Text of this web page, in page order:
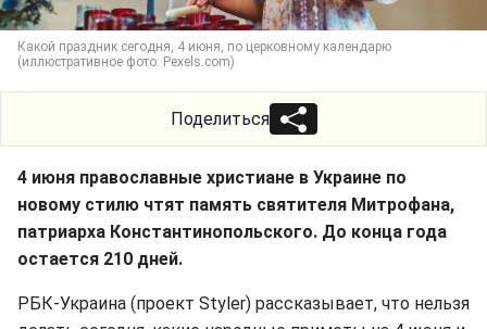
Какой праздник сегодня, 4 июня, по церковному календарю
(иллюстративное фото: Pexels.com)
Поделиться
4 июня православные христиане в Украине по
новому стилю чтят память святителя Митрофана,
патриарха Константинопольского. До конца года
остается 210 дней.
РБК-Украина (проект Styler) рассказывает, что нельзя